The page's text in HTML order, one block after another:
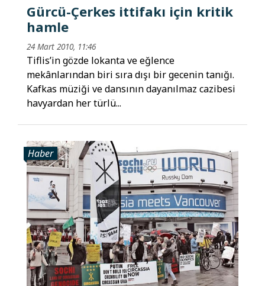
Gürcü-Çerkes ittifakı için kritik
hamle
24 Mart 2010, 11:46
Tiflis’in gözde lokanta ve eğlence
mekânlarından biri sıra dışı bir gecenin tanığı.
Kafkas müziği ve dansının dayanılmaz cazibesi
havyardan her türlü...
Haber